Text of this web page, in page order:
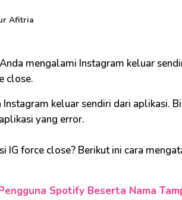
Afitria
mengalami Instagram keluar
close.
keluar sendiri dari aplikasi.
yang error.
IG force close? Berikut ini cara
Spotify Beserta Nama